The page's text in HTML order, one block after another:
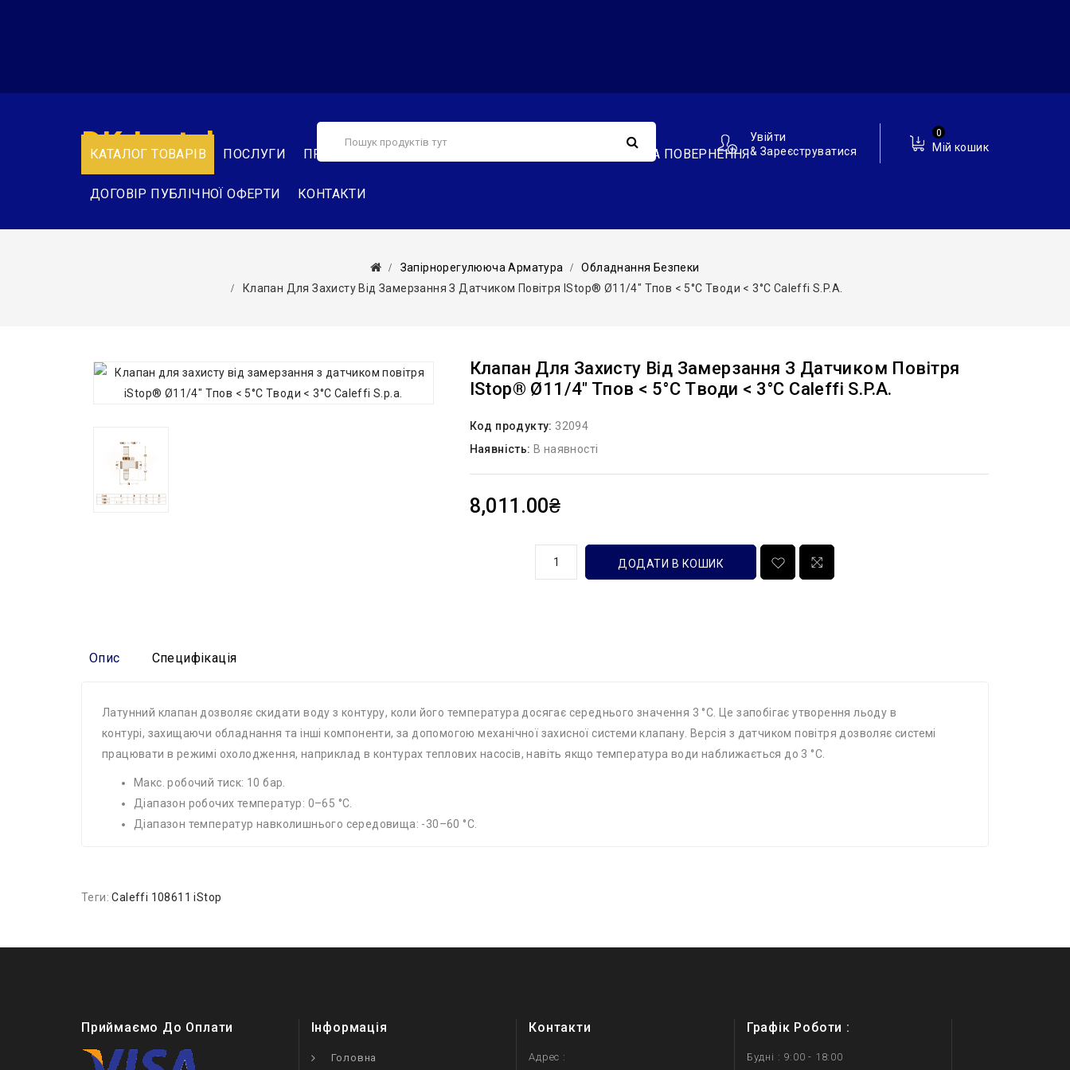
КАТАЛОГ ТОВАРІВ ПОСЛУГИ ПРО НАС ОБМІН ТА ПОВЕРНЕННЯ
ДОГОВІР ПУБЛІЧНОЇ ОФЕРТИ КОНТАКТИ
Мій кошик
0
Увійти
& Зареєструватися
DK-Instal
Запірнорегулююча Арматура
Обладнання Безпеки
Клапан Для Захисту Від Замерзання З Датчиком Повітря IStop® Ø11/4″ Tпов < 5°С Tводи < 3°С Caleffi S.p.a.
Клапан Для Захисту Від Замерзання З Датчиком Повітря
IStop® Ø11/4″ Tпов < 5°С Tводи < 3°С Caleffi S.p.a.
Код продукту: 32094
Наявність: В наявності
8,011.00₴
ДОДАТИ В КОШИК
Опис Специфікація
Латунний клапан дозволяє скидати воду з контуру, коли його температура досягає середнього значення 3 °С. Це запобігає утворення льоду в
контурі, захищаючи обладнання та інші компоненти, за допомогою механічної захисної системи клапану. Версія з датчиком повітря дозволяє системі
працювати в режимі охолодження, наприклад в контурах теплових насосів, навіть якщо температура води наближається до 3 °C.
Макс. робочий тиск: 10 бар.
Діапазон робочих температур: 0–65 °C.
Діапазон температур навколишнього середовища: -30–60 °C.
Теги:Caleffi 108611 iStop
Приймаємо До Оплати Інформація
Головна
Контакти
Адрес :
Графік Роботи :
Будні : 9:00 - 18:00